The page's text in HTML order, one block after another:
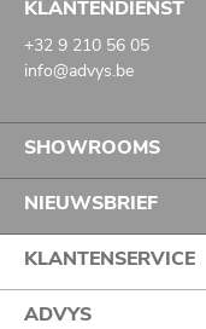
KLANTENDIENST
+32 9 210 56 05
info@advys.be
SHOWROOMS
NIEUWSBRIEF
KLANTENSERVICE
ADVYS